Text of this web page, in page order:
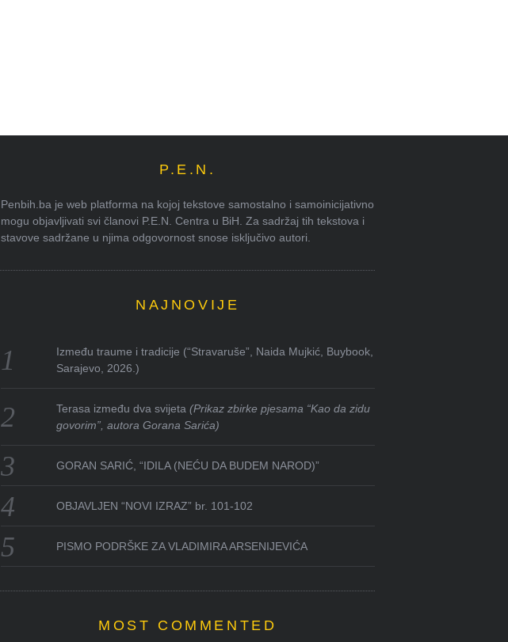
P.E.N.
Penbih.ba je web platforma na kojoj tekstove samostalno i samoinicijativno
mogu objavljivati svi članovi P.E.N. Centra u BiH. Za sadržaj tih tekstova i
stavove sadržane u njima odgovornost snose isključivo autori.
NAJNOVIJE
Između traume i tradicije (“Stravaruše”, Naida Mujkić, Buybook,
Sarajevo, 2026.)
Terasa između dva svijeta(Prikaz zbirke pjesama “Kao da zidu
govorim”, autora Gorana Sarića)
GORAN SARIĆ, “IDILA (NEĆU DA BUDEM NAROD)”
OBJAVLJEN “NOVI IZRAZ” br. 101-102
PISMO PODRŠKE ZA VLADIMIRA ARSENIJEVIĆA
MOST COMMENTED